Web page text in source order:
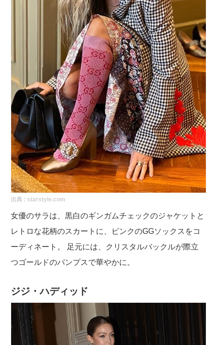
出典 : starstyle.com
女優のサラは、黒白のギンガムチェックのジャケットと
レトロな花柄のスカートに、ピンクのGGソックスをコ
ーディネート。 足元には、クリスタルバックルが際立
つゴールドのパンプスで華やかに。
ジジ・ハディッド